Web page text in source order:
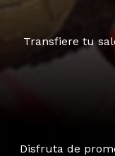
Transfiere tu
Disfruta de